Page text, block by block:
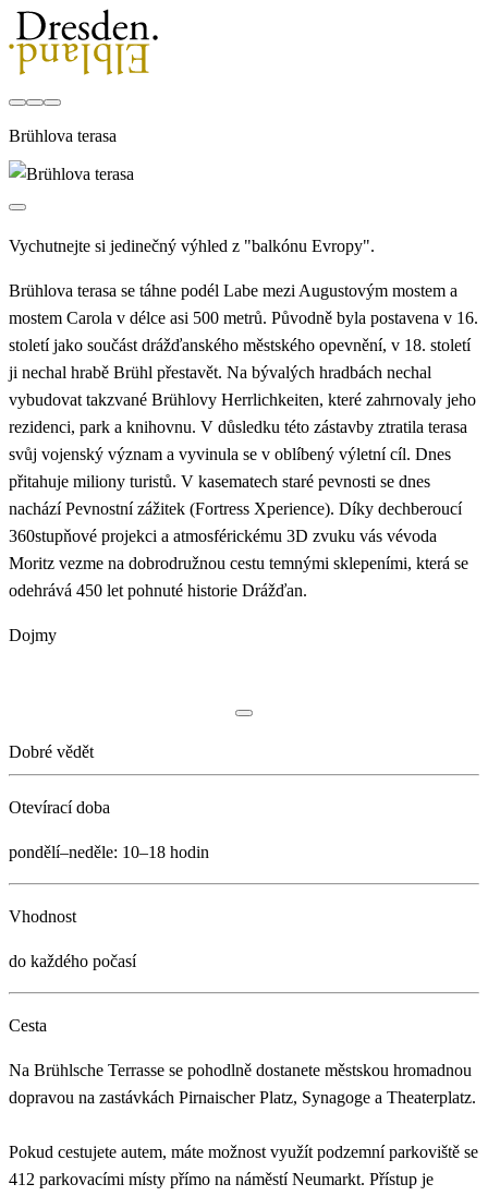
Brühlova terasa
Vychutnejte si jedinečný výhled z "balkónu Evropy".
Brühlova terasa se táhne podél Labe mezi Augustovým mostem a
mostem Carola v délce asi 500 metrů. Původně byla postavena v 16.
století jako součást drážďanského městského opevnění, v 18. století
ji nechal hrabě Brühl přestavět. Na bývalých hradbách nechal
vybudovat takzvané Brühlovy Herrlichkeiten, které zahrnovaly jeho
rezidenci, park a knihovnu. V důsledku této zástavby ztratila terasa
svůj vojenský význam a vyvinula se v oblíbený výletní cíl. Dnes
přitahuje miliony turistů. V kasematech staré pevnosti se dnes
nachází Pevnostní zážitek (Fortress Xperience). Díky dechberoucí
360stupňové projekci a atmosférickému 3D zvuku vás vévoda
Moritz vezme na dobrodružnou cestu temnými sklepeními, která se
odehrává 450 let pohnuté historie Drážďan.
Dojmy
Dobré vědět
Otevírací doba
pondělí–neděle: 10–18 hodin
Vhodnost
do každého počasí
Cesta
Na Brühlsche Terrasse se pohodlně dostanete městskou hromadnou
dopravou na zastávkách Pirnaischer Platz, Synagoge a Theaterplatz.
Pokud cestujete autem, máte možnost využít podzemní parkoviště se
412 parkovacími místy přímo na náměstí Neumarkt. Přístup je